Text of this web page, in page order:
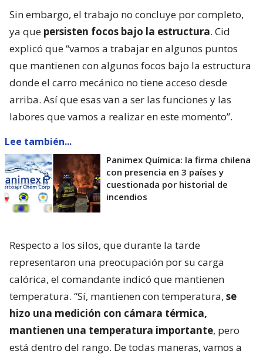
Sin embargo, el trabajo no concluye por completo,
ya que persisten focos bajo la estructura. Cid
explicó que “vamos a trabajar en algunos puntos
que mantienen con algunos focos bajo la estructura
donde el carro mecánico no tiene acceso desde
arriba. Así que esas van a ser las funciones y las
labores que vamos a realizar en este momento”.
Lee también...
Panimex Química: la firma chilena
con presencia en 3 países y
cuestionada por historial de
incendios
Respecto a los silos, que durante la tarde
representaron una preocupación por su carga
calórica, el comandante indicó que mantienen
temperatura. “Sí, mantienen con temperatura, se
hizo una medición con cámara térmica,
mantienen una temperatura importante, pero
está dentro del rango. De todas maneras, vamos a